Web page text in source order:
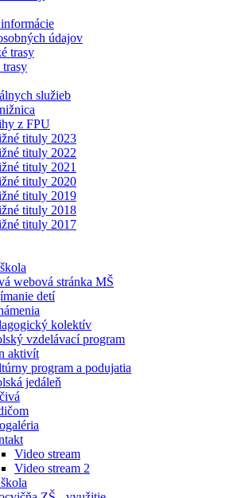
údajov
trasy
služieb
z FPU
tituly 2023
tituly 2022
tituly 2021
tituly 2020
tituly 2019
tituly 2018
tituly 2017
webová stránka MŠ
detí
kolektív
vzdelávací program
aktivít
program a podujatia
jedáleň
Video stream
Video stream 2